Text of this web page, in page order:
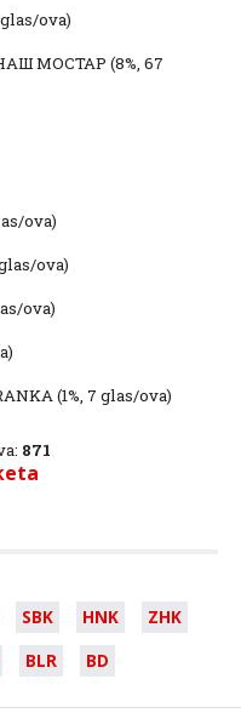
ova)
МОСТАР (8%, 67
ova)
ova)
ova)
(1%, 7 glas/ova)
871
SBK HNK
ZHK
BLR BD